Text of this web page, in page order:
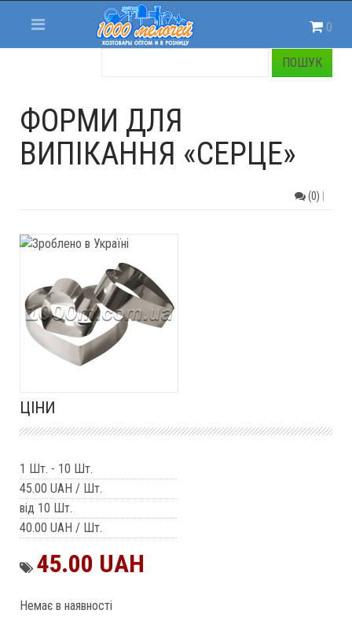
0
ФОРМИ ДЛЯ
ВИПІКАННЯ «СЕРЦЕ»
(0)
ЦІНИ
1 Шт. - 10 Шт.
45.00 UAH / Шт.
від 10 Шт.
40.00 UAH / Шт.
45.00 UAH
Немає в наявності